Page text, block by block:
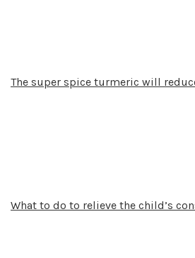
The super spice turmeric will
What to do to relieve the child’s